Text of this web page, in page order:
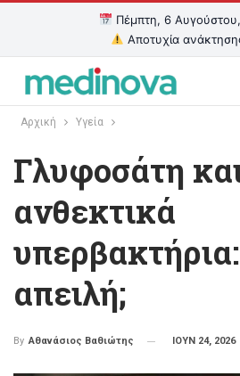
Πέμπτη, 6
Αποτυχία
Αρχική Υγεία
Γλυφοσάτη
ανθεκτικά
απειλή;
By Αθανάσιος Βαθιώτης ΙΟΥΝ 24, 2026